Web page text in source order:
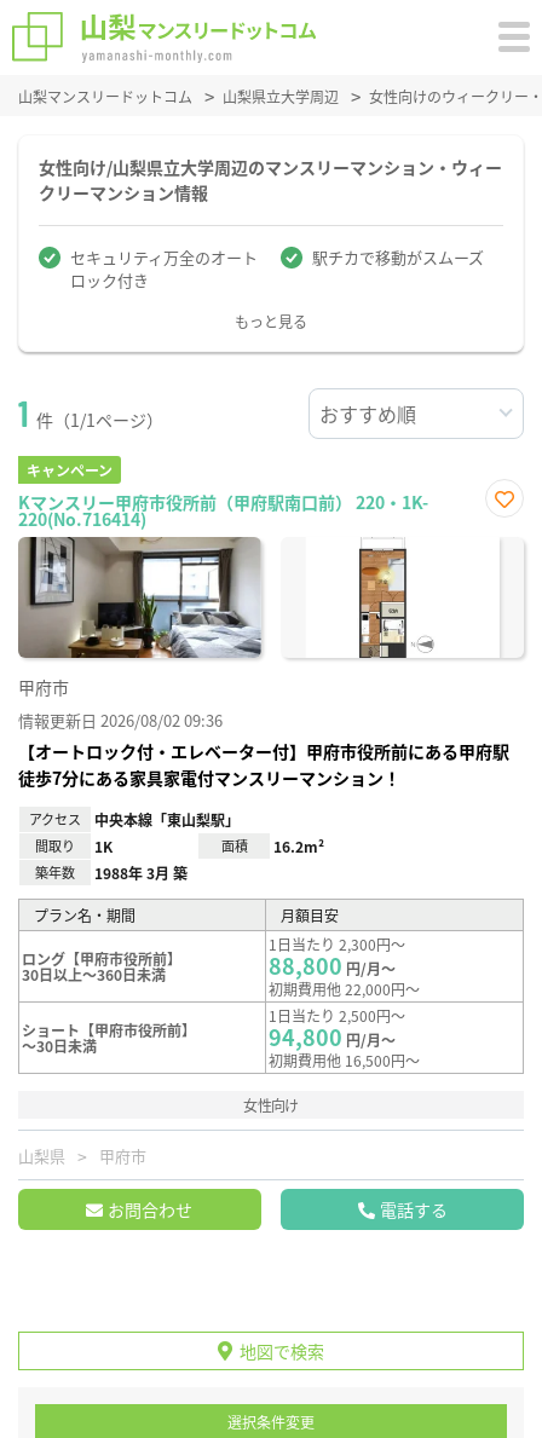
山梨マンスリードットコム 山梨県立大学周辺 女性向けのウィークリー
女性向け/山梨県立大学周辺のマンスリーマンション・ウィー
クリーマンション情報
セキュリティ万全のオート
ロック付き
駅チカで移動がスムーズ
もっと見る
1 件（1/1ページ）
キャンペーン
Kマンスリー甲府市役所前（甲府駅南口前） 220・1K-
220(No.716414)
に入
甲府市
情報更新日 2026/08/02 09:36
【オートロック付・エレベーター付】甲府市役所前にある甲府駅
徒歩7分にある家具家電付マンスリーマンション！
アクセス 中央本線「東山梨駅」
間取り 1K 面積 16.2m²
築年数 1988年 3月 築
プラン名・期間 月額目安
ロング【甲府市役所前】
30日以上～360日未満
1日当たり 2,300円～
88,800 円/月～
初期費用他 22,000円～
ショート【甲府市役所前】
～30日未満
1日当たり 2,500円～
94,800 円/月～
初期費用他 16,500円～
女性向け
山梨県 甲府市
お問合わせ 電話する
地図で検索
選択条件変更